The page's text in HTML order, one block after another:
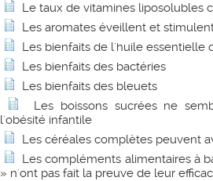
Le taux de vitamines liposolubles
Les aromates éveillent et
Les bienfaits de l'huile essentielle
Les bienfaits des bactéries
Les bienfaits des bleuets
Les boissons sucrées ne
l'obésité infantile
Les céréales complètes peuvent
Les compléments alimentaires à
» n'ont pas fait la preuve de leur